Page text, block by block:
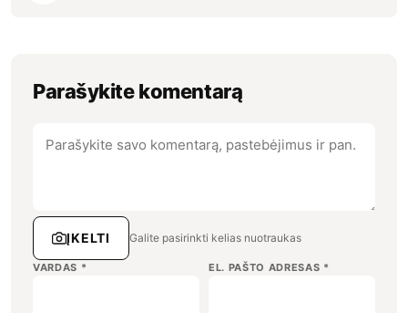
Parašykite komentarą
ĮKELTI Galite pasirinkti kelias nuotraukas
VARDAS * EL. PAŠTO ADRESAS *